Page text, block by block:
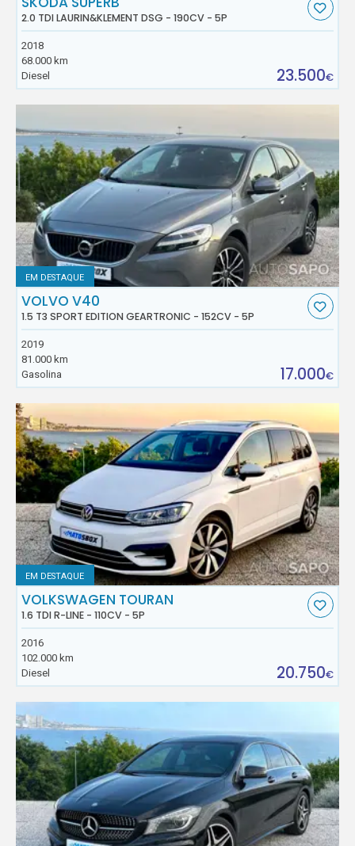
2.0 TDI LAURIN&KLEMENT DSG - 190CV - 5P
2018
68.000 km
Diesel
23.500€
EM DESTAQUE
VOLVO V40
1.5 T3 SPORT EDITION GEARTRONIC - 152CV - 5P
2019
81.000 km
Gasolina
17.000€
EM DESTAQUE
VOLKSWAGEN TOURAN
1.6 TDI R-LINE - 110CV - 5P
2016
102.000 km
Diesel
20.750€